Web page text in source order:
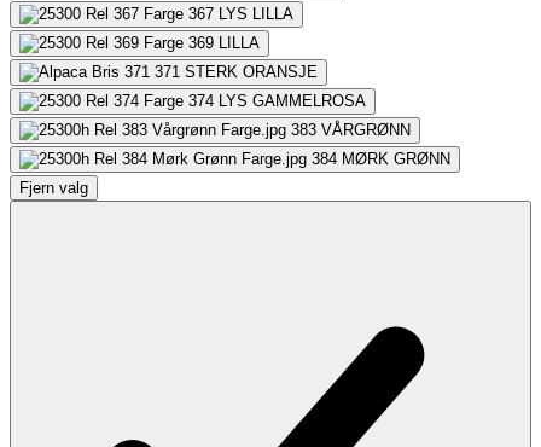
367 LYS LILLA
369 LILLA
371 STERK ORANSJE
374 LYS GAMMELROSA
383 VÅRGRØNN
384 MØRK GRØNN
Fjern valg